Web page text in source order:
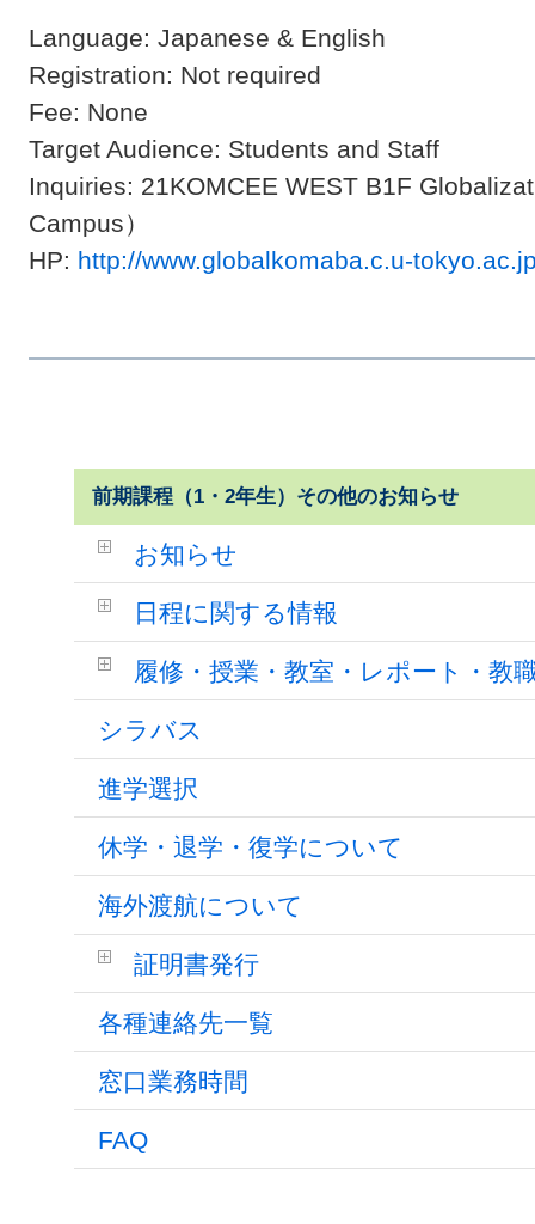
Language: Japanese & English
Registration: Not required
Fee: None
Target Audience: Students and Staff
Inquiries: 21KOMCEE WEST B1F
Campus）
HP: http://www.globalkomaba.c.u-
前期課程（1・2年生）その他のお知らせ
お知らせ
日程に関する情報
履修・授業・教室・レポート・教
シラバス
進学選択
休学・退学・復学について
海外渡航について
証明書発行
各種連絡先一覧
窓口業務時間
FAQ